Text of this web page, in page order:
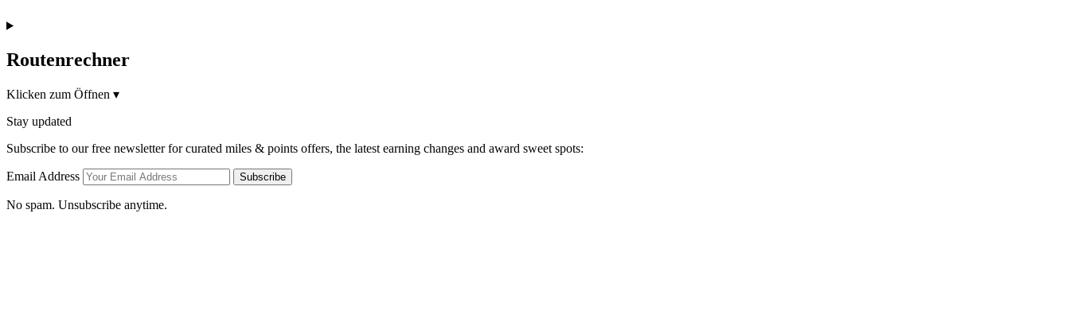
Routenrechner
Klicken zum Öffnen ▾
Stay updated
Subscribe to our free newsletter for curated miles & points offers, the latest earning changes and award sweet spots:
Email Address Subscribe
No spam. Unsubscribe anytime.